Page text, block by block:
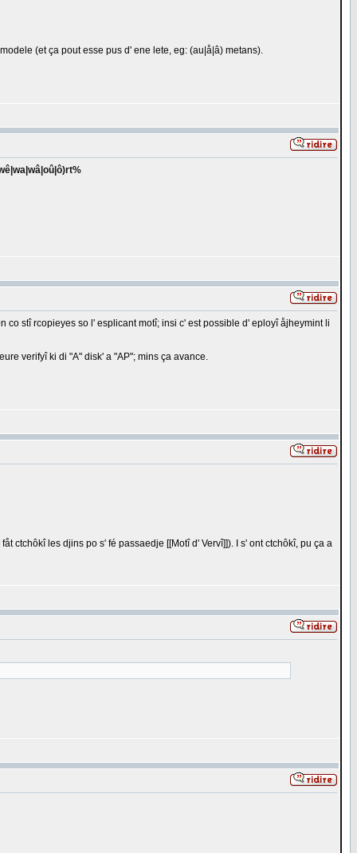
(et ça pout esse pus d' ene lete, eg: (au|å|â) metans).
stî rcopieyes so l' esplicant motî; insi c' est possible d' eployî åjheymint li
verifyî ki di "A" disk' a "AP"; mins ça avance.
ctchôkî les djins po s' fé passaedje [[Motî d' Vervî]]). I s' ont ctchôkî, pu ça a